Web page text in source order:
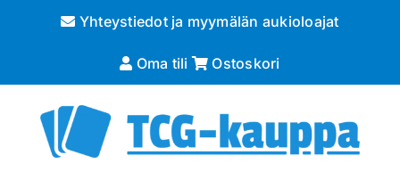
Yhteystiedot ja myymälän aukioloajat
Oma tili Ostoskori